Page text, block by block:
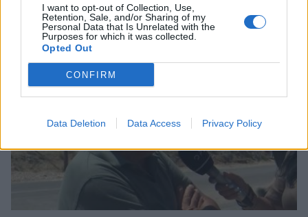
I want to opt-out of Collection, Use,
Retention, Sale, and/or Sharing of my
Personal Data that Is Unrelated with the
Purposes for which it was collected.
Opted Out
CONFIRM
Data Deletion Data Access Privacy Policy
03/08/2026 12:52